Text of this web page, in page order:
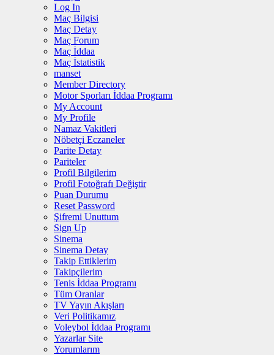
Log In
Maç Bilgisi
Maç Detay
Maç Forum
Maç İddaa
Maç İstatistik
manset
Member Directory
Motor Sporları İddaa Programı
My Account
My Profile
Namaz Vakitleri
Nöbetçi Eczaneler
Parite Detay
Pariteler
Profil Bilgilerim
Profil Fotoğrafı Değiştir
Puan Durumu
Reset Password
Şifremi Unuttum
Sign Up
Sinema
Sinema Detay
Takip Ettiklerim
Takipçilerim
Tenis İddaa Programı
Tüm Oranlar
TV Yayın Akışları
Veri Politikamız
Voleybol İddaa Programı
Yazarlar Site
Yorumlarım